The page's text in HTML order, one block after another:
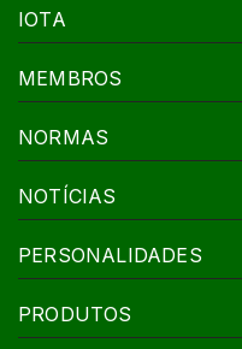
IOTA
MEMBROS
NORMAS
NOTÍCIAS
PERSONALIDADES
PRODUTOS